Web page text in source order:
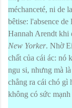
méchanceté, ni de
bêtise: l'absence de
Hannah Arendt khi
New Yorker. Nhờ
chất của cái ác: nó
ngu si, nhưng mà
chẳng ra cái chó gì
không có sức